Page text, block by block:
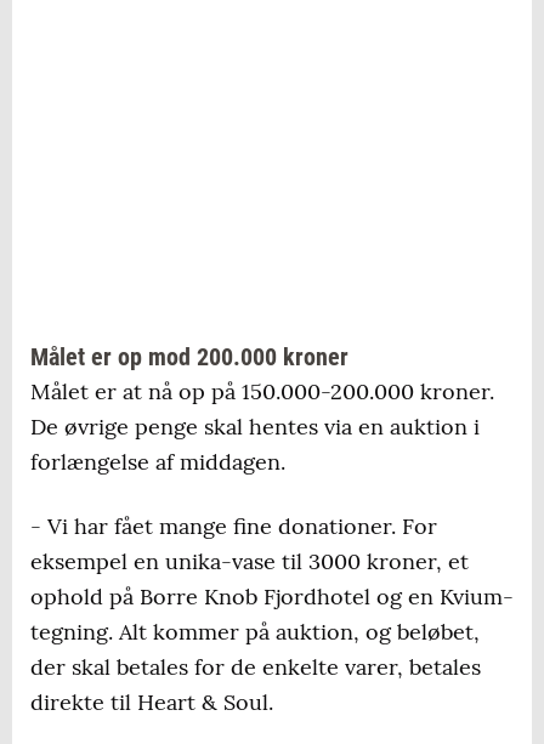
Målet er op mod 200.000 kroner
Målet er at nå op på 150.000-200.000 kroner.
De øvrige penge skal hentes via en auktion i
forlængelse af middagen.
- Vi har fået mange fine donationer. For
eksempel en unika-vase til 3000 kroner, et
ophold på Borre Knob Fjordhotel og en Kvium-
tegning. Alt kommer på auktion, og beløbet,
der skal betales for de enkelte varer, betales
direkte til Heart & Soul.